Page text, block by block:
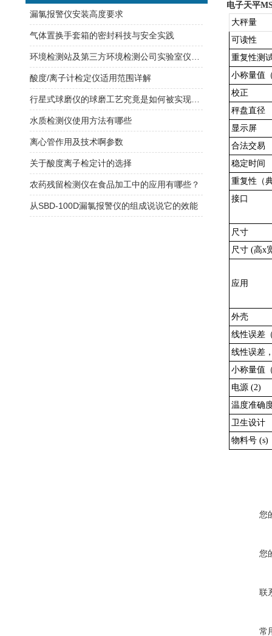
电子天平
大秤量
可读性
重复性测
小称量值
校正
秤盘直径
显示屏
合法交易
稳定时间
重复性（
接口
尺寸
尺寸 (高x
应用
外壳
线性误差
线性误差
小称量值
电源 (2)
温度准确
卫生设计
物料号 (s)
您
您
联
常
漏氯报警仪安装高度要求
气体置换手套箱的密封科技与安全实践
酸度/离子计检定仪适用范围详解
水质检测仪使用方法有哪些
离心管作用及技术啊参数
关于酸度离子检定计的选择
农药残留检测仪在食品加工中的应用有哪些？
从SBD-100D漏氯报警仪的组成说说它的效能